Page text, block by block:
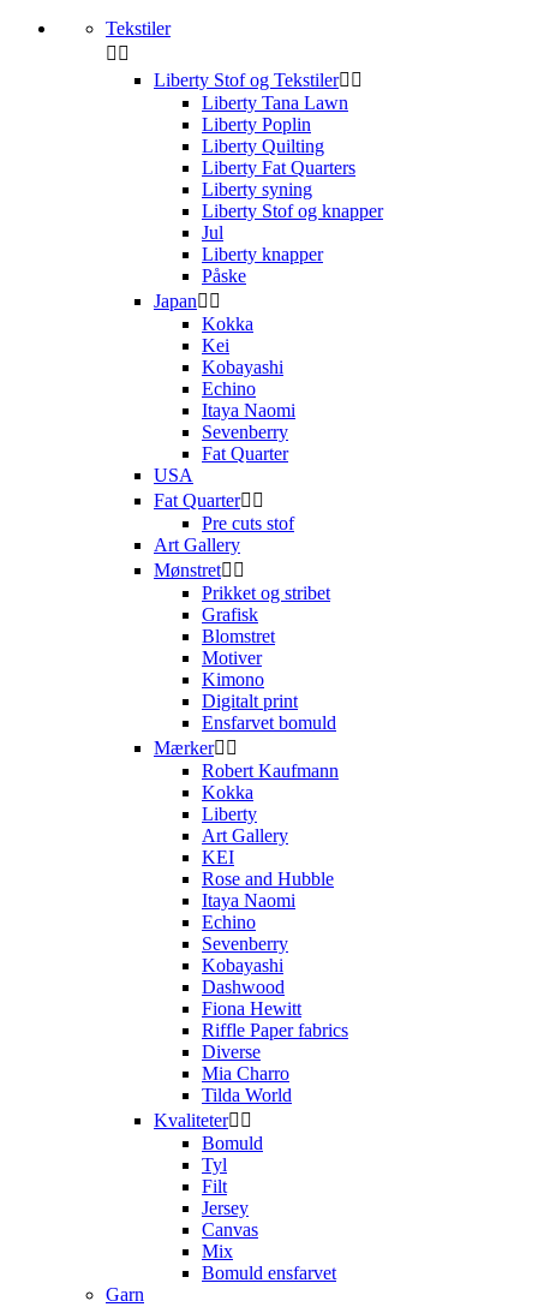
Tekstiler
 
Liberty Stof og Tekstiler 
Liberty Tana Lawn
Liberty Poplin
Liberty Quilting
Liberty Fat Quarters
Liberty syning
Liberty Stof og knapper
Jul
Liberty knapper
Påske
Japan 
Kokka
Kei
Kobayashi
Echino
Itaya Naomi
Sevenberry
Fat Quarter
USA
Fat Quarter 
Pre cuts stof
Art Gallery
Mønstret 
Prikket og stribet
Grafisk
Blomstret
Motiver
Kimono
Digitalt print
Ensfarvet bomuld
Mærker 
Robert Kaufmann
Kokka
Liberty
Art Gallery
KEI
Rose and Hubble
Itaya Naomi
Echino
Sevenberry
Kobayashi
Dashwood
Fiona Hewitt
Riffle Paper fabrics
Diverse
Mia Charro
Tilda World
Kvaliteter 
Bomuld
Tyl
Filt
Jersey
Canvas
Mix
Bomuld ensfarvet
Garn